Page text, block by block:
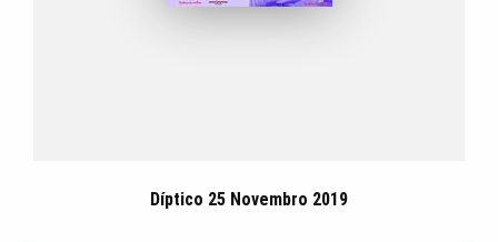
Díptico 25 Novembro 2019